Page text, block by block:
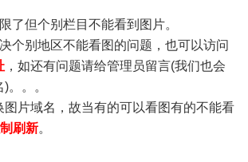
了但个别栏目不能看到图片。
个别地区不能看图的问题，也可以访问
，如还有问题请给管理员留言(我们也会
。。。
域名，故当有的可以看图有的不能看
刷新。